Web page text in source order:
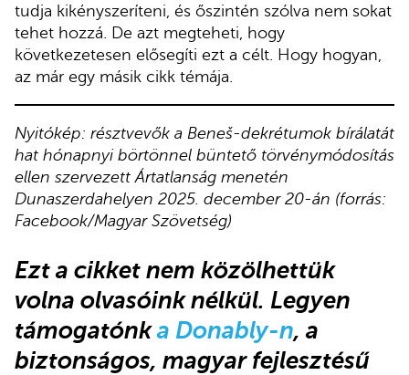
tudja kikényszeríteni, és őszintén szólva nem sokat
tehet hozzá. De azt megteheti, hogy
következetesen elősegíti ezt a célt. Hogy hogyan,
az már egy másik cikk témája.
Nyitókép: résztvevők a Beneš-dekrétumok bírálatát
hat hónapnyi börtönnel büntető törvénymódosítás
ellen szervezett Ártatlanság menetén
Dunaszerdahelyen 2025. december 20-án (forrás:
Facebook/Magyar Szövetség)
Ezt a cikket nem közölhettük
volna olvasóink nélkül. Legyen
támogatónka Donably-n, a
biztonságos, magyar fejlesztésű